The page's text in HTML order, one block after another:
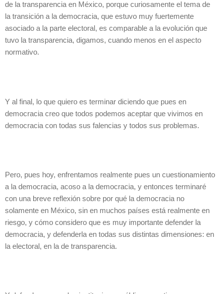
de la transparencia en México, porque curiosamente el tema de
la transición a la democracia, que estuvo muy fuertemente
asociado a la parte electoral, es comparable a la evolución que
tuvo la transparencia, digamos, cuando menos en el aspecto
normativo.
Y al final, lo que quiero es terminar diciendo que pues en
democracia creo que todos podemos aceptar que vivimos en
democracia con todas sus falencias y todos sus problemas.
Pero, pues hoy, enfrentamos realmente pues un cuestionamiento
a la democracia, acoso a la democracia, y entonces terminaré
con una breve reflexión sobre por qué la democracia no
solamente en México, sin en muchos países está realmente en
riesgo, y cómo considero que es muy importante defender la
democracia, y defenderla en todas sus distintas dimensiones: en
la electoral, en la de transparencia.